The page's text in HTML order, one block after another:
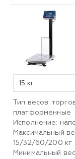
15 кг
Тип весов:
платформенные
Исполнение:
Максимальный
15/32/60/200 кг
Минимальный